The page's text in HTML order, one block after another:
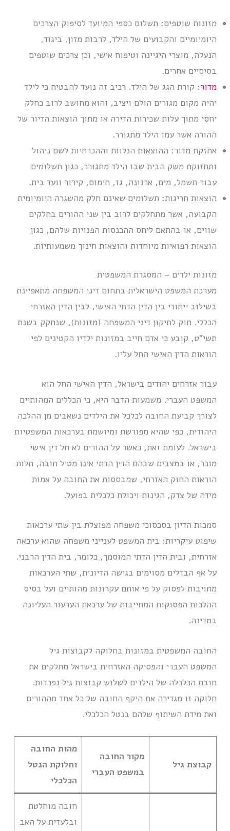
מזונות שוטפים: תשלום כספי המיועד לסיפוק הצרכים
היומיומיים והקבועים של הילד, לרבות מזון, ביגוד,
הנעלה, מוצרי היגיינה וטיפוח אישי, וכן צרכים שוטפים
בסיסיים אחרים.
מדור: קורת הגג של הילד. רכיב זה נועד להבטיח כי לילד
יהיה מקום מגורים הולם ויציב, והוא מחושב לרוב כחלק
יחסי מתוך עלות שכירות הדירה או מתוך הוצאות הדיור של
ההורה אשר עמו הילד מתגורר.
אחזקת מדור: ההוצאות הנלוות וההכרחיות לשם ניהול
ותחזוקת משק הבית שבו הילד מתגורר, כגון תשלומים
עבור חשמל, מים, ארנונה, גז, חימום, קירור וועד בית.
הוצאות חריגות: תשלומים שאינם חלק מהשגרה היומיומית
הקבועה, אשר מתחלקים לרוב בין שני ההורים בחלקים
שווים, או בהתאם ליחס ההכנסות הפנויות שלהם, כגון
הוצאות רפואיות מיוחדות והוצאות חינוך משמעותיות.
מזונות ילדים – המסגרת המשפטית
מערכת המשפט הישראלית בתחום דיני המשפחה מתאפיינת
בשילוב ייחודי בין הדין הדתי האישי, לבין הדין האזרחי
הכללי. חוק לתיקון דיני המשפחה (מזונות), שנחקק בשנת
תשי”ט, קובע כי אדם חייב במזונות ילדיו הקטינים לפי
הוראות הדין האישי החל עליו.
עבור אזרחים יהודים בישראל, הדין האישי החל הוא
המשפט העברי. משמעות הדבר היא, כי הכללים המהותיים
לצורך קביעת החובה לכלכל את הילדים נשאבים מן ההלכה
היהודית, כפי שהיא מפורשת ומיושמת בערכאות המשפטיות
בישראל. לעומת זאת, כאשר על ההורים לא חל דין אישי
מוכר, או במצבים שבהם הדין הדתי אינו מטיל חובה, חלות
הוראות החוק האזרחי, שמבססות את החובה על אמות
מידה של צדק, הגינות ויכולת כלכלית בפועל.
סמכות הדיון בסכסוכי משפחה מפוצלת בין שתי ערכאות
שיפוט עיקריות: בית המשפט לענייני משפחה שהוא ערכאה
אזרחית, ובית הדין הדתי המוסמך, כלומר, בית הדין הרבני.
על אף הבדלים מסוימים בגישה הדיונית, שתי הערכאות
מחויבות לפסוק על פי אותם עקרונות מהותיים ועל בסיס
ההלכות הפסוקות המחייבות של ערכאת הערעור העליונה
במדינה.
החובה המשפטית במזונות בחלוקה לקבוצות גיל
המשפט העברי והפסיקה האזרחית בישראל מחלקים את
חובת הכלכלה של הילדים לשלוש קבוצות גיל נפרדות.
חלוקה זו מגדירה את היקף החובה של כל אחד מההורים
ואת מידת השיתוף שלהם בנטל הכלכלי.
קבוצת גיל
מקור החובה
במשפט העברי
מהות החובה
וחלוקת הנטל
הכלכלי
חובה מוחלטת
ובלעדית על האב